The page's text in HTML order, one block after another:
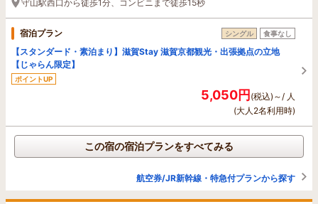
守山駅西口から徒歩1分、コンビニまで徒歩15秒
宿泊プラン シングル 食事なし
【スタンダード・素泊まり】滋賀Stay 滋賀京都観光・出張拠点の立地
【じゃらん限定】
ポイントUP
5,050円(税込)～/ 人
(大人2名利用時)
この宿の宿泊プランをすべてみる
航空券/JR新幹線・特急付プランから探す